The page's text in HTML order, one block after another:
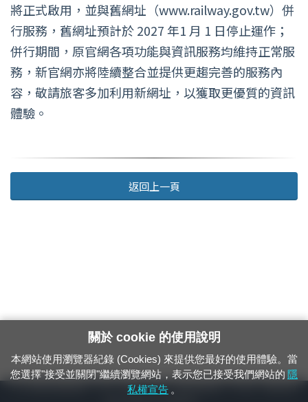
將正式啟用，並與舊網址（www.railway.gov.tw）併
行服務，舊網址預計於 2027 年1 月 1 日停止運作；
併行期間，原官網各項功能與資訊服務均維持正常服
務，新官網亦將陸續整合並提供更趨完善的服務內
容，敬請旅客多加利用新網址，以獲取更優質的資訊
體驗。
返回上一頁
24小時緊急通報電話：1933（市話、手機，僅限發現軌道、平交道、橋樑及隧
關於 cookie 的使用說明
本網站使用瀏覽器紀錄 (Cookies) 來提供您最好的使用體驗。當
您選擇"接受並關閉"繼續瀏覽網站，表示您已接受我們網站的 隱
私權宣告 。